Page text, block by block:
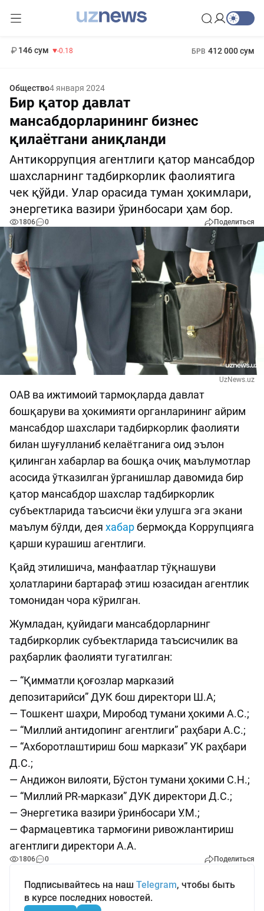
146 сум -0.18 БРВ 412 000 сум
Общество4 января 2024
Бир қатор давлат
мансабдорларининг бизнес
қилаётгани аниқланди
Антикоррупция агентлиги қатор мансабдор
шахсларнинг тадбиркорлик фаолиятига
чек қўйди. Улар орасида туман ҳокимлари,
энергетика вазири ўринбосари ҳам бор.
1806 0 Поделиться
UzNews.uz
ОАВ ва ижтимоий тармоқларда давлат
бошқаруви ва ҳокимияти органларининг айрим
мансабдор шахслари тадбиркорлик фаолияти
билан шуғулланиб келаётганига оид эълон
қилинган хабарлар ва бошқа очиқ маълумотлар
асосида ўтказилган ўрганишлар давомида бир
қатор мансабдор шахслар тадбиркорлик
субъектларида таъсисчи ёки улушга эга экани
маълум бўлди, дея хабарбермоқда Коррупцияга
қарши курашиш агентлиги.
Қайд этилишича, манфаатлар тўқнашуви
ҳолатларини бартараф этиш юзасидан агентлик
томонидан чора кўрилган.
Жумладан, қуйидаги мансабдорларнинг
тадбиркорлик субъектларида таъсисчилик ва
раҳбарлик фаолияти тугатилган:
— “Қимматли қоғозлар марказий
депозитарийси” ДУК бош директори Ш.А;
— Тошкент шаҳри, Миробод тумани ҳокими А.С.;
— “Миллий антидопинг агентлиги” раҳбари А.С.;
— “Ахборотлаштириш бош маркази” УК раҳбари
Д.С.;
— Андижон вилояти, Бўстон тумани ҳокими С.Н.;
— “Миллий PR-маркази” ДУК директори Д.С.;
— Энергетика вазири ўринбосари У.М.;
— Фармацевтика тармоғини ривожлантириш
агентлиги директори А.А.
1806 0 Поделиться
Подписывайтесь на наш Telegram, чтобы быть
в курсе последних новостей.